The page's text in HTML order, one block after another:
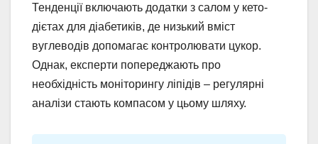
Тенденції включають додатки з салом у кето-
дієтах для діабетиків, де низький вміст
вуглеводів допомагає контролювати цукор.
Однак, експерти попереджають про
необхідність моніторингу ліпідів – регулярні
аналізи стають компасом у цьому шляху.